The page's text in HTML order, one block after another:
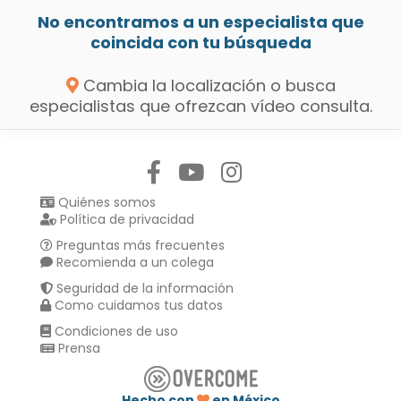
No encontramos a un especialista que
coincida con tu búsqueda
Cambia la localización o busca
especialistas que ofrezcan vídeo consulta.
Quiénes somos
Política de privacidad
Preguntas más frecuentes
Recomienda a un colega
Seguridad de la información
Como cuidamos tus datos
Condiciones de uso
Prensa